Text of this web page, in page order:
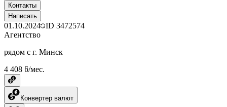
Контакты
Написать
01.10.2024 ID 3472574
Агентство
рядом с г. Минск
4 408 ƃ/мес.
Конвертер валют